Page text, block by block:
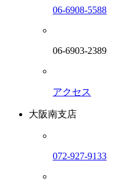
06-6908-5588
06-6903-2389
アクセス
大阪南支店
072-927-9133